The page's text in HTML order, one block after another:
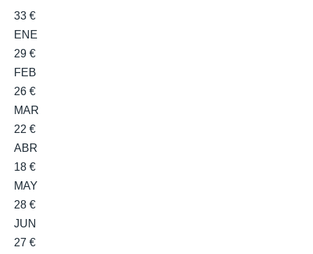
33 €
ENE
29 €
FEB
26 €
MAR
22 €
ABR
18 €
MAY
28 €
JUN
27 €